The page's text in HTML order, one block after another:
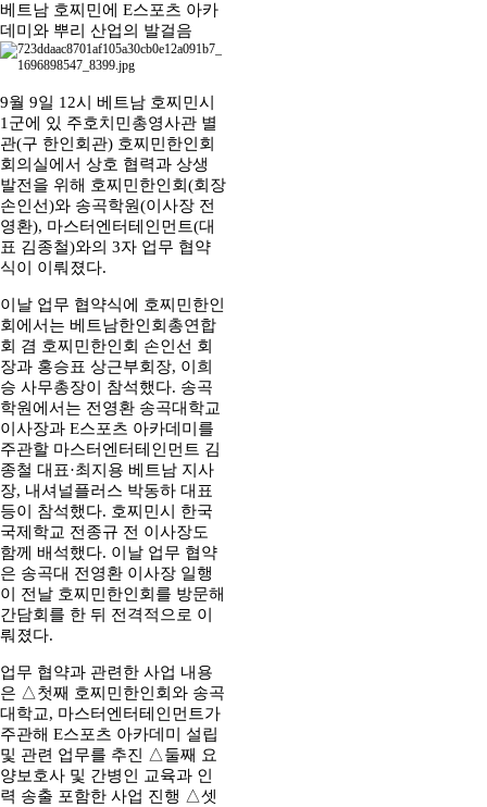
베트남 호찌민에 E스포츠 아카
데미와 뿌리 산업의 발걸음
9월 9일 12시 베트남 호찌민시
1군에 있 주호치민총영사관 별
관(구 한인회관) 호찌민한인회
회의실에서 상호 협력과 상생
발전을 위해 호찌민한인회(회장
손인선)와 송곡학원(이사장 전
영환), 마스터엔터테인먼트(대
표 김종철)와의 3자 업무 협약
식이 이뤄졌다.
이날 업무 협약식에 호찌민한인
회에서는 베트남한인회총연합
회 겸 호찌민한인회 손인선 회
장과 홍승표 상근부회장, 이희
승 사무총장이 참석했다. 송곡
학원에서는 전영환 송곡대학교
이사장과 E스포츠 아카데미를
주관할 마스터엔터테인먼트 김
종철 대표·최지용 베트남 지사
장, 내셔널플러스 박동하 대표
등이 참석했다. 호찌민시 한국
국제학교 전종규 전 이사장도
함께 배석했다. 이날 업무 협약
은 송곡대 전영환 이사장 일행
이 전날 호찌민한인회를 방문해
간담회를 한 뒤 전격적으로 이
뤄졌다.
업무 협약과 관련한 사업 내용
은 △첫째 호찌민한인회와 송곡
대학교, 마스터엔터테인먼트가
주관해 E스포츠 아카데미 설립
및 관련 업무를 추진 △둘째 요
양보호사 및 간병인 교육과 인
력 송출 포함한 사업 진행 △셋